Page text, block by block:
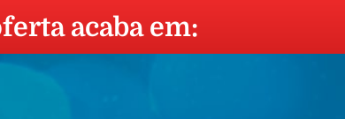
acaba em: